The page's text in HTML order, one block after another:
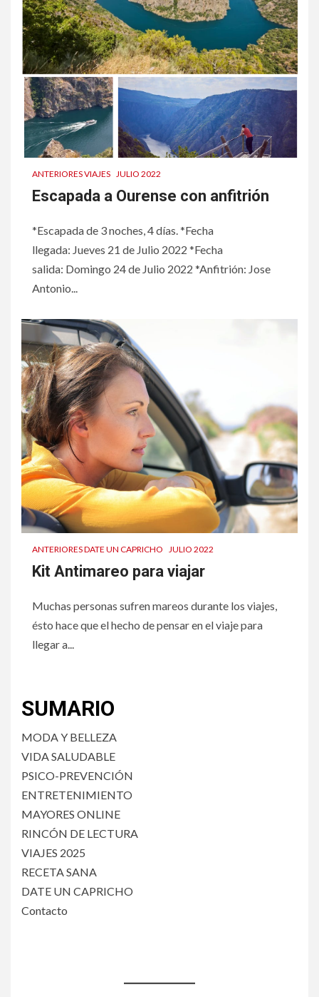
ANTERIORES VIAJES JULIO 2022
Escapada a Ourense con anfitrión
*Escapada de 3 noches, 4 días. *Fecha
llegada: Jueves 21 de Julio 2022 *Fecha
salida: Domingo 24 de Julio 2022 *Anfitrión: Jose
Antonio...
ANTERIORES DATE UN CAPRICHO JULIO 2022
Kit Antimareo para viajar
Muchas personas sufren mareos durante los viajes,
ésto hace que el hecho de pensar en el viaje para
llegar a...
SUMARIO
MODA Y BELLEZA
VIDA SALUDABLE
PSICO-PREVENCIÓN
ENTRETENIMIENTO
MAYORES ONLINE
RINCÓN DE LECTURA
VIAJES 2025
RECETA SANA
DATE UN CAPRICHO
Contacto